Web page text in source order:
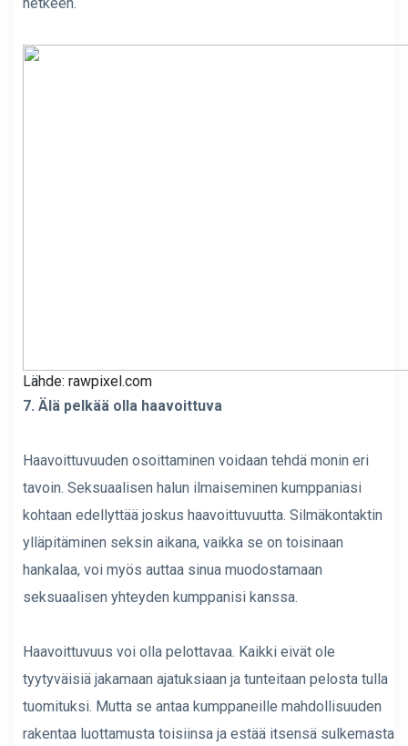
Lähde: rawpixel.com
7. Älä pelkää olla haavoittuva
Haavoittuvuuden osoittaminen voidaan tehdä monin eri
tavoin. Seksuaalisen halun ilmaiseminen kumppaniasi
kohtaan edellyttää joskus haavoittuvuutta. Silmäkontaktin
ylläpitäminen seksin aikana, vaikka se on toisinaan
hankalaa, voi myös auttaa sinua muodostamaan
seksuaalisen yhteyden kumppanisi kanssa.
Haavoittuvuus voi olla pelottavaa. Kaikki eivät ole
tyytyväisiä jakamaan ajatuksiaan ja tunteitaan pelosta tulla
tuomituksi. Mutta se antaa kumppaneille mahdollisuuden
rakentaa luottamusta toisiinsa ja estää itsensä sulkemasta